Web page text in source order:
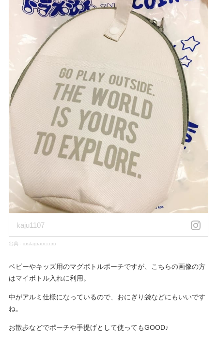
kaju1107
出典： instagram.com
ベビーやキッズ用のマグボトルポーチですが、こちらの画像の方
はマイボトル入れに利用。
中がアルミ仕様になっているので、おにぎり袋などにもいいです
ね。
お散歩などでポーチや手提げとして使ってもGOOD♪